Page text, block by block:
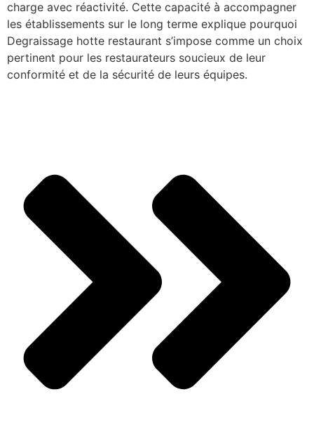
charge avec réactivité. Cette capacité à accompagner
les établissements sur le long terme explique pourquoi
Degraissage hotte restaurant s’impose comme un choix
pertinent pour les restaurateurs soucieux de leur
conformité et de la sécurité de leurs équipes.